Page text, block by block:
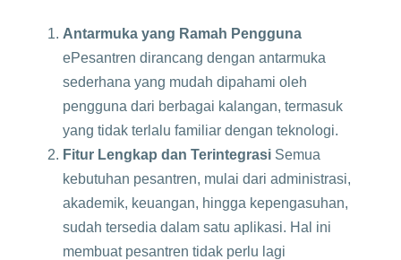
Antarmuka yang Ramah Pengguna
ePesantren dirancang dengan antarmuka
sederhana yang mudah dipahami oleh
pengguna dari berbagai kalangan, termasuk
yang tidak terlalu familiar dengan teknologi.
Fitur Lengkap dan Terintegrasi Semua
kebutuhan pesantren, mulai dari administrasi,
akademik, keuangan, hingga kepengasuhan,
sudah tersedia dalam satu aplikasi. Hal ini
membuat pesantren tidak perlu lagi